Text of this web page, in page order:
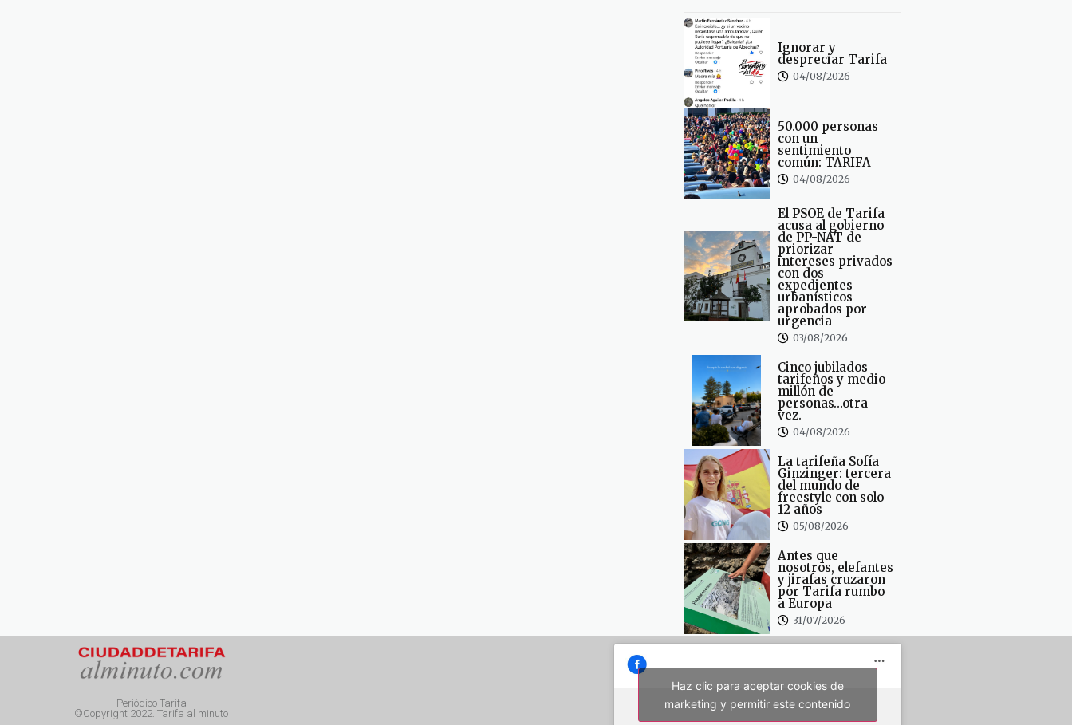
Ignorar y
despreciar Tarifa
04/08/2026
50.000 personas
con un
sentimiento
común: TARIFA
04/08/2026
El PSOE de Tarifa
acusa al gobierno
de PP-NAT de
priorizar
intereses privados
con dos
expedientes
urbanísticos
aprobados por
urgencia
03/08/2026
Cinco jubilados
tarifeños y medio
millón de
personas…otra
vez.
04/08/2026
La tarifeña Sofía
Ginzinger: tercera
del mundo de
freestyle con solo
12 años
05/08/2026
Antes que
nosotros, elefantes
y jirafas cruzaron
por Tarifa rumbo
a Europa
31/07/2026
Periódico Tarifa
©Copyright 2022. Tarifa al minuto
Haz clic para aceptar cookies de
marketing y permitir este contenido